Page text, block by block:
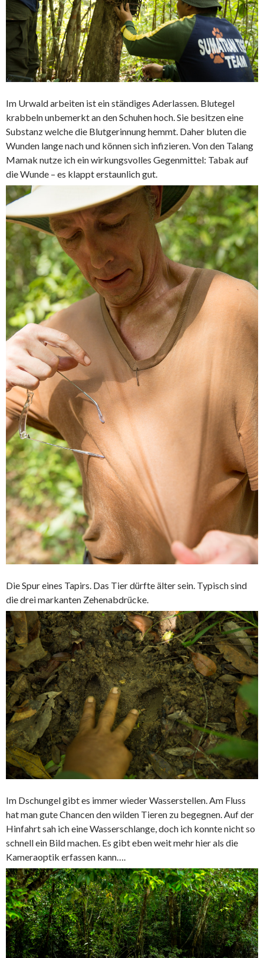
Im Urwald arbeiten ist ein ständiges Aderlassen. Blutegel
krabbeln unbemerkt an den Schuhen hoch. Sie besitzen eine
Substanz welche die Blutgerinnung hemmt. Daher bluten die
Wunden lange nach und können sich infizieren. Von den Talang
Mamak nutze ich ein wirkungsvolles Gegenmittel: Tabak auf
die Wunde – es klappt erstaunlich gut.
Die Spur eines Tapirs. Das Tier dürfte älter sein. Typisch sind
die drei markanten Zehenabdrücke.
Im Dschungel gibt es immer wieder Wasserstellen. Am Fluss
hat man gute Chancen den wilden Tieren zu begegnen. Auf der
Hinfahrt sah ich eine Wasserschlange, doch ich konnte nicht so
schnell ein Bild machen. Es gibt eben weit mehr hier als die
Kameraoptik erfassen kann….